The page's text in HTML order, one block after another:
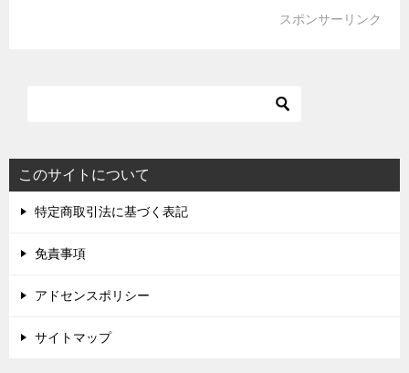
スポンサーリンク
このサイトについて
特定商取引法に基づく表記
免責事項
アドセンスポリシー
サイトマップ